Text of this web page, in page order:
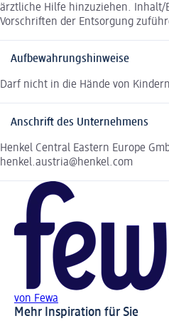
ärztliche Hilfe hinzuziehen. Inhalt/
Vorschriften der Entsorgung
Aufbewahrungshinweise
Darf nicht in die Hände von
Anschrift des Unternehmens
Henkel Central Eastern Europe
henkel.austria@henkel.com
von Fewa
Mehr Inspiration für Sie